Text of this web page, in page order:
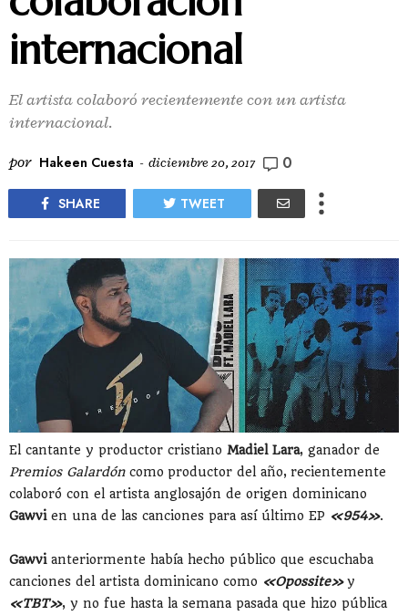
internacional
El artista colaboró recientemente con un artista
internacional.
por Hakeen Cuesta - diciembre 20, 2017 0
SHARE TWEET
El cantante y productor cristiano Madiel Lara, ganador de
Premios Galardóncomo productor del año, recientemente
colaboró con el artista anglosajón de origen dominicano
Gawvi en una de las canciones para así último EP «954».
Gawvi anteriormente había hecho público que escuchaba
canciones del artista dominicano como «Opossite»y
«TBT», y no fue hasta la semana pasada que hizo pública